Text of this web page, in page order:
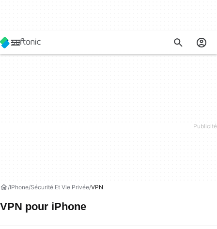
IPhone Sécurité Et Vie Privée VPN
VPN pour iPhone